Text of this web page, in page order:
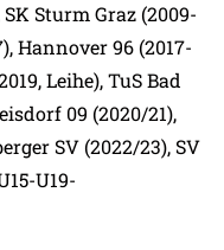
Sturm Graz (2009-
Hannover 96 (2017-
Leihe), TuS Bad
09 (2020/21),
SV (2022/23), SV
U19-